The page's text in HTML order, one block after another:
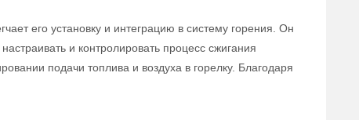
его установку и интеграцию в систему горения. Он
и контролировать процесс сжигания
подачи топлива и воздуха в горелку. Благодаря